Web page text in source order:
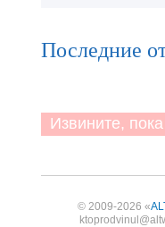
Последние
Извините,
© 2009-2026 «